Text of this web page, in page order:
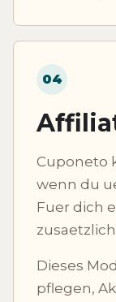
04
Cuponeto
wenn du
Fuer dich
Dieses
pflegen,